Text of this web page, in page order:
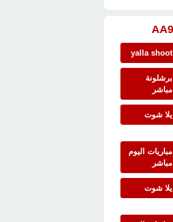
yalla shoot
برشلونة
مباشر
يلا شوت
مباريات اليوم
مباشر
يلا شوت